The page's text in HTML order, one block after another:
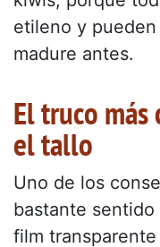
etileno y
madure antes.
El truco
el tallo
Uno de los
bastante
film